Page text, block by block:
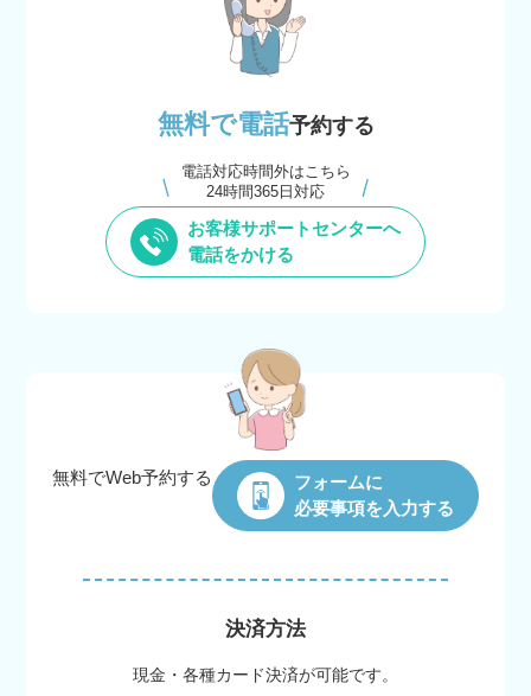
無料で電話予約する
電話対応時間外はこちら
24時間365日対応
お客様サポートセンターへ
電話をかける
無料でWeb予約する
フォームに
必要事項を入力する
決済方法
現金・各種カード決済が可能です。